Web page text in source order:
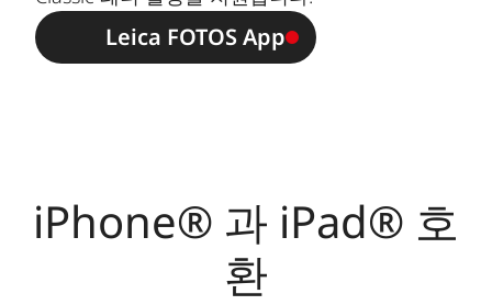
Leica FOTOS App
iPhone® 과 iPad® 호
환